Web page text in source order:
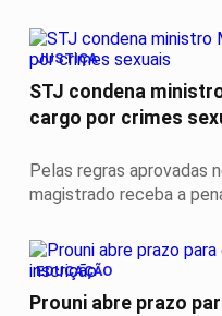
JUSTIÇA
STJ condena
cargo por crimes
Pelas regras aprovadas
magistrado receba a
EDUCAÇÃO
Prouni abre prazo